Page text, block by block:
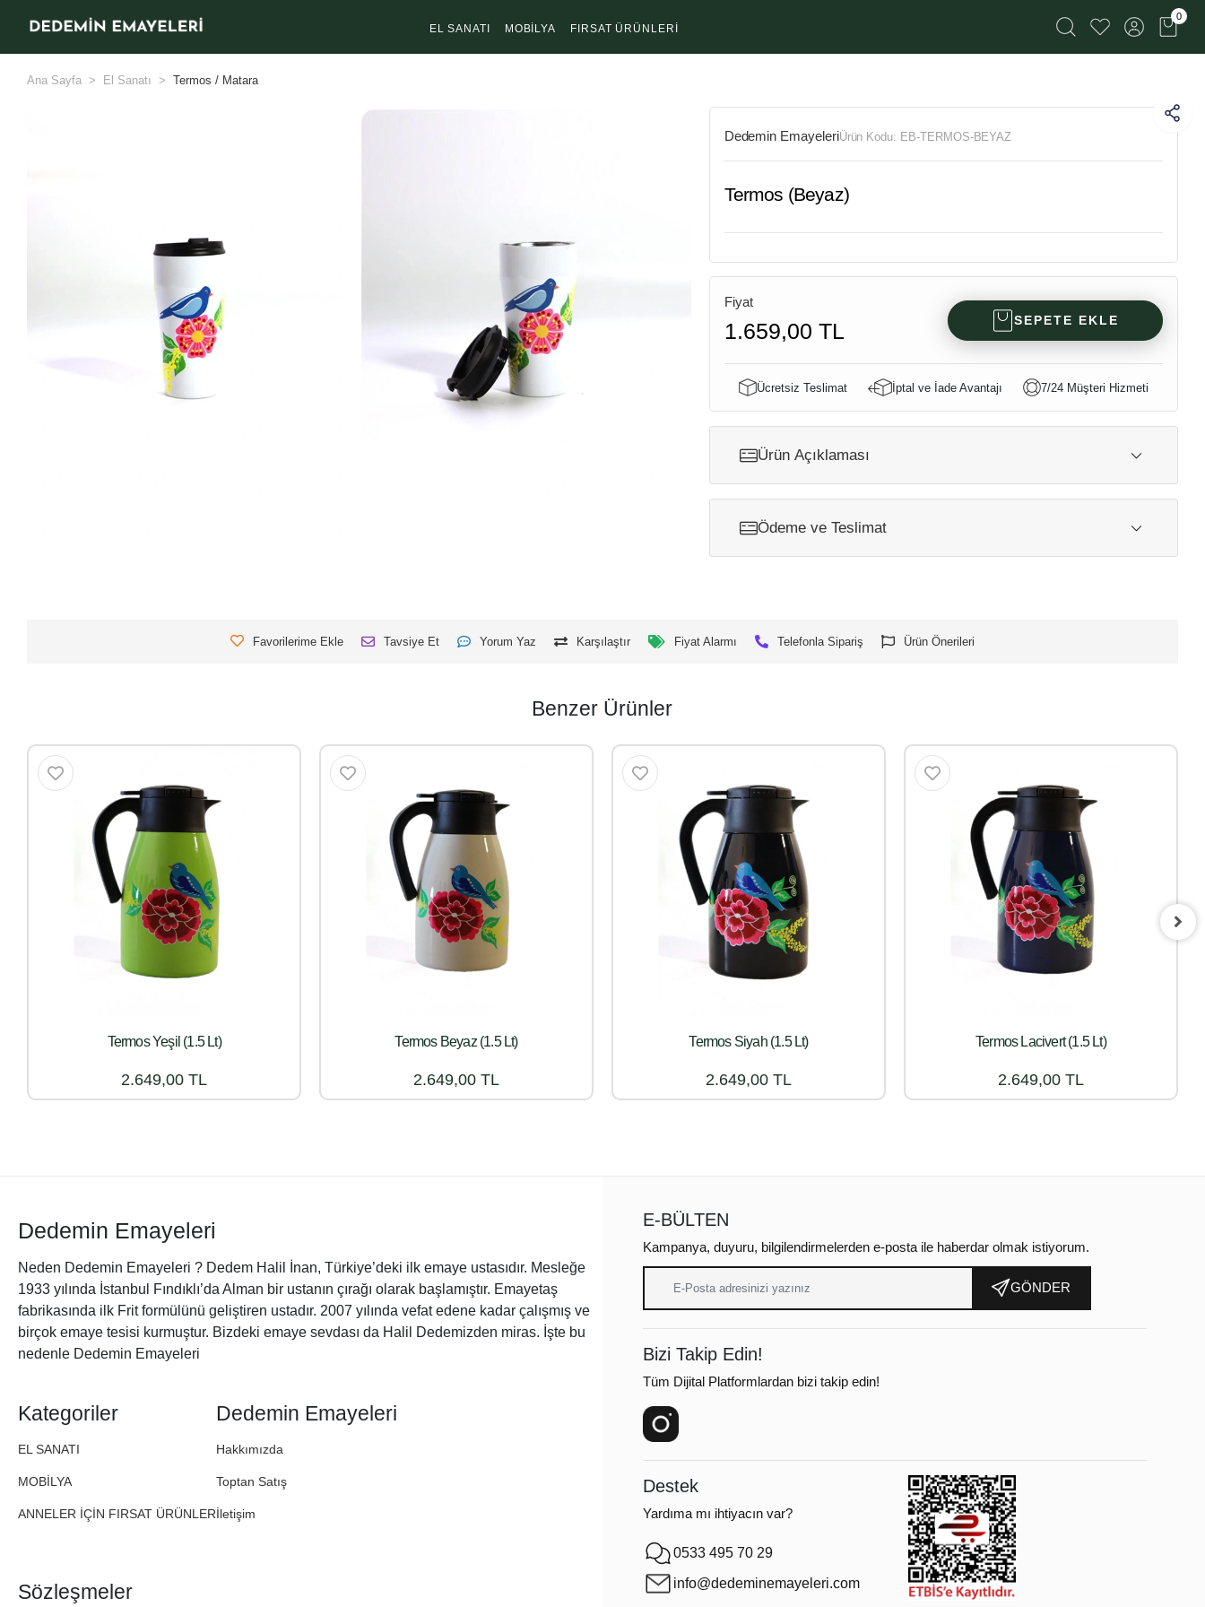
EL SANATI MOBİLYA FIRSAT ÜRÜNLERİ
0
Ana Sayfa El Sanatı Termos / Matara
Dedemin EmayeleriÜrün Kodu: EB-TERMOS-BEYAZ
Termos (Beyaz)
Fiyat
1.659,00 TL SEPETE EKLE
Ücretsiz Teslimat İptal ve İade Avantajı 7/24 Müşteri Hizmeti
Ürün Açıklaması
Ödeme ve Teslimat
Favorilerime Ekle Tavsiye Et Yorum Yaz Karşılaştır Fiyat Alarmı Telefonla Sipariş Ürün Önerileri
Benzer Ürünler
Termos Yeşil (1.5 Lt)
2.649,00 TL
Termos Beyaz (1.5 Lt)
2.649,00 TL
Termos Siyah (1.5 Lt)
2.649,00 TL
Termos Lacivert (1.5 Lt)
2.649,00 TL
Dedemin Emayeleri
Neden Dedemin Emayeleri ? Dedem Halil İnan, Türkiye’deki ilk emaye ustasıdır. Mesleğe
1933 yılında İstanbul Fındıklı’da Alman bir ustanın çırağı olarak başlamıştır. Emayetaş
fabrikasında ilk Frit formülünü geliştiren ustadır. 2007 yılında vefat edene kadar çalışmış ve
birçok emaye tesisi kurmuştur. Bizdeki emaye sevdası da Halil Dedemizden miras. İşte bu
nedenle Dedemin Emayeleri
Kategoriler
EL SANATI
MOBİLYA
ANNELER İÇİN FIRSAT ÜRÜNLER
Dedemin Emayeleri
Hakkımızda
Toptan Satış
İletişim
Sözleşmeler
E-BÜLTEN
Kampanya, duyuru, bilgilendirmelerden e-posta ile haberdar olmak istiyorum.
GÖNDER
Bizi Takip Edin!
Tüm Dijital Platformlardan bizi takip edin!
Destek
Yardıma mı ihtiyacın var?
0533 495 70 29
info@dedeminemayeleri.com